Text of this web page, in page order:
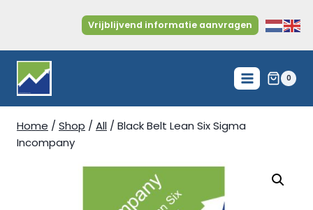
Vrijblijvend informatie aanvragen
0
Home / Shop / All / Black Belt Lean Six Sigma
Incompany